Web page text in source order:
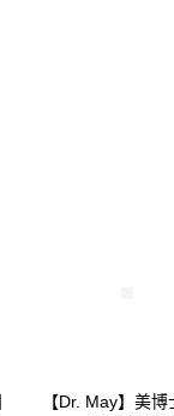
【Dr. May】美博